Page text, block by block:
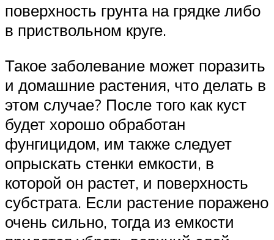
поверхность грунта на грядке либо
в приствольном круге.
Такое заболевание может поразить
и домашние растения, что делать в
этом случае? После того как куст
будет хорошо обработан
фунгицидом, им также следует
опрыскать стенки емкости, в
которой он растет, и поверхность
субстрата. Если растение поражено
очень сильно, тогда из емкости